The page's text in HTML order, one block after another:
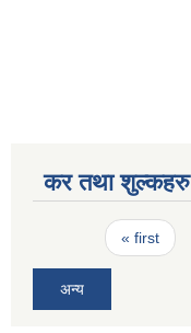
कर तथा शुल्कहरु
Pages« first
अन्य